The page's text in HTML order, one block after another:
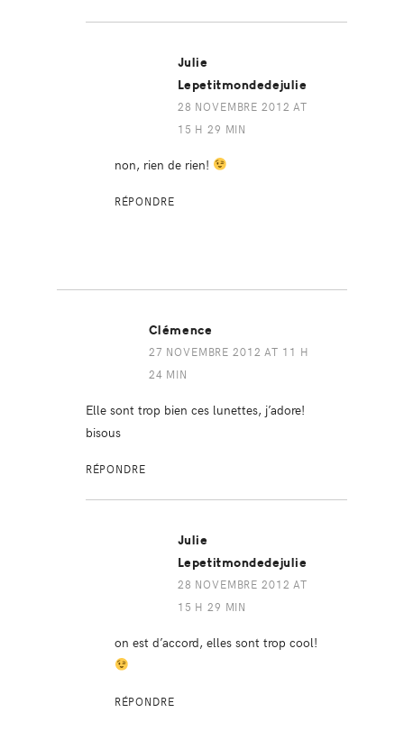
Julie
Lepetitmondedejulie
28 NOVEMBRE 2012 AT
15 H 29 MIN
non, rien de rien!
RÉPONDRE
Clémence
27 NOVEMBRE 2012 AT 11 H
24 MIN
Elle sont trop bien ces lunettes, j’adore!
bisous
RÉPONDRE
Julie
Lepetitmondedejulie
28 NOVEMBRE 2012 AT
15 H 29 MIN
on est d’accord, elles sont trop cool!
RÉPONDRE